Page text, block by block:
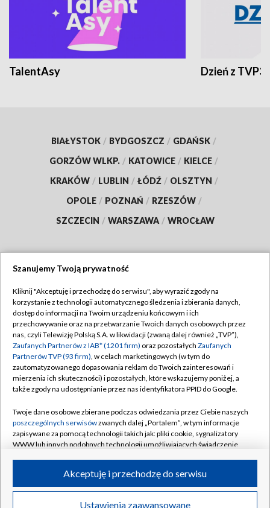
TalentAsy Dzień z TVP3
BIAŁYSTOK / BYDGOSZCZ / GDAŃSK /
GORZÓW WLKP. / KATOWICE / KIELCE /
KRAKÓW / LUBLIN / ŁÓDŹ / OLSZTYN /
OPOLE / POZNAŃ / RZESZÓW /
SZCZECIN / WARSZAWA / WROCŁAW
TVP
Abonament TVP
Emisja w TVP
Centrum informacji TVP
Naziemna Telewizja Cyfrowa
Rada Programowa
System NOS
Informacje o nadawcy
Program dla prasy
Regulamin TVP
Polityka prywatności
Moje zgody
Pomoc
Kontakt
Kanały
©2026 Telewizja Polska S.A. w likwidacji
Szanujemy Twoją prywatność
Kliknij "Akceptuję i przechodzę do serwisu", aby wyrazić zgody na
korzystanie z technologii automatycznego śledzenia i zbierania danych,
dostęp do informacji na Twoim urządzeniu końcowym i ich
przechowywanie oraz na przetwarzanie Twoich danych osobowych przez
nas, czyli Telewizję Polską S.A. w likwidacji (zwaną dalej również „TVP”),
Zaufanych Partnerów z IAB* (1201 firm) oraz pozostałych Zaufanych
Partnerów TVP (93 firm), w celach marketingowych (w tym do
zautomatyzowanego dopasowania reklam do Twoich zainteresowań i
mierzenia ich skuteczności) i pozostałych, które wskazujemy poniżej, a
także zgody na udostępnianie przez nas identyfikatora PPID do Google.
Twoje dane osobowe zbierane podczas odwiedzania przez Ciebie naszych
poszczególnych serwisówzwanych dalej „Portalem”, w tym informacje
zapisywane za pomocą technologii takich jak: pliki cookie, sygnalizatory
WWW lub innych podobnych technologii umożliwiających świadczenie
ruchu w Internecie.
Twoje dane osobowe zbierane podczas odwiedzania przez Ciebie
Ustawienia zaawansowane
Akceptuję i przechodzę do serwisu